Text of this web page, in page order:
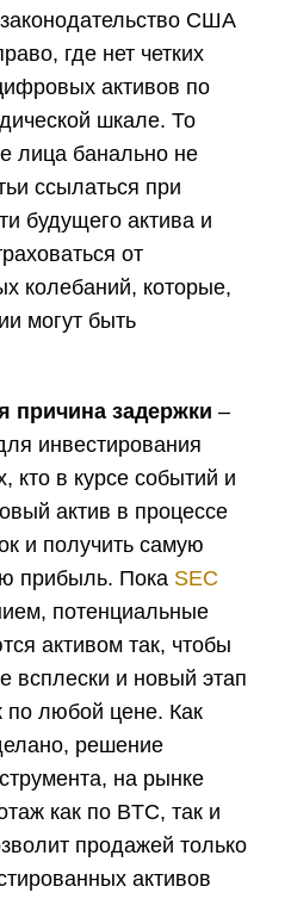
США
где нет четких
активов по
шкале. То
лица банально не
ссылаться при
будущего актива и
от
колебаний, которые,
могут быть
причина задержки –
инвестирования
кто в курсе событий и
актив в процессе
и получить самую
прибыль. Пока SEC
потенциальные
активом так, чтобы
всплески и новый этап
по любой цене. Как
решение
на рынке
как по BTC, так и
продажей только
активов